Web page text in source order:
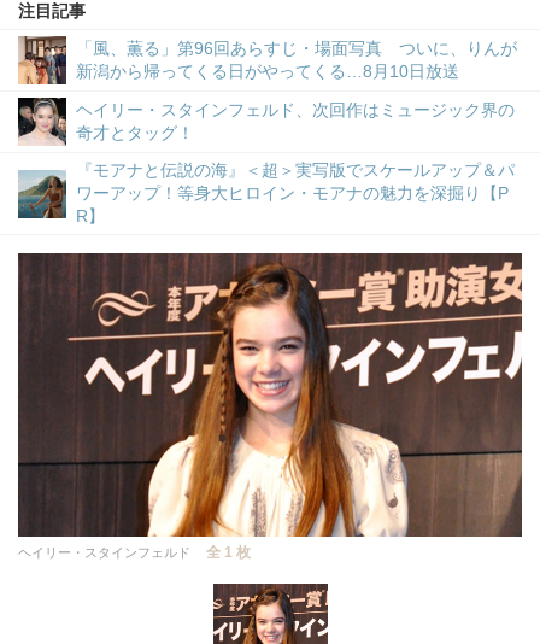
注目記事
「風、薫る」第96回あらすじ・場面写真 ついに、りんが
新潟から帰ってくる日がやってくる…8月10日放送
ヘイリー・スタインフェルド、次回作はミュージック界の
奇才とタッグ！
『モアナと伝説の海』＜超＞実写版でスケールアップ＆パ
ワーアップ！等身大ヒロイン・モアナの魅力を深掘り【P
R】
ヘイリー・スタインフェルド 全 1 枚